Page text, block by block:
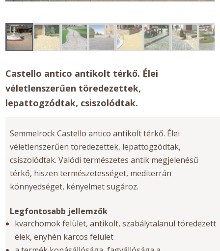
Castello antico antikolt térkő. Élei
véletlenszerűen töredezettek,
lepattogzódtak, csiszolódtak.
Semmelrock Castello antico antikolt térkő. Élei
véletlenszerűen töredezettek, lepattogzódtak,
csiszolódtak. Valódi természetes antik megjelenésű
térkő, hiszen természetességet, mediterrán
könnyedséget, kényelmet sugároz.
Legfontosabb jellemzők
kvarchomok felület, antikolt, szabálytalanul töredezett
élek, enyhén karcos felület